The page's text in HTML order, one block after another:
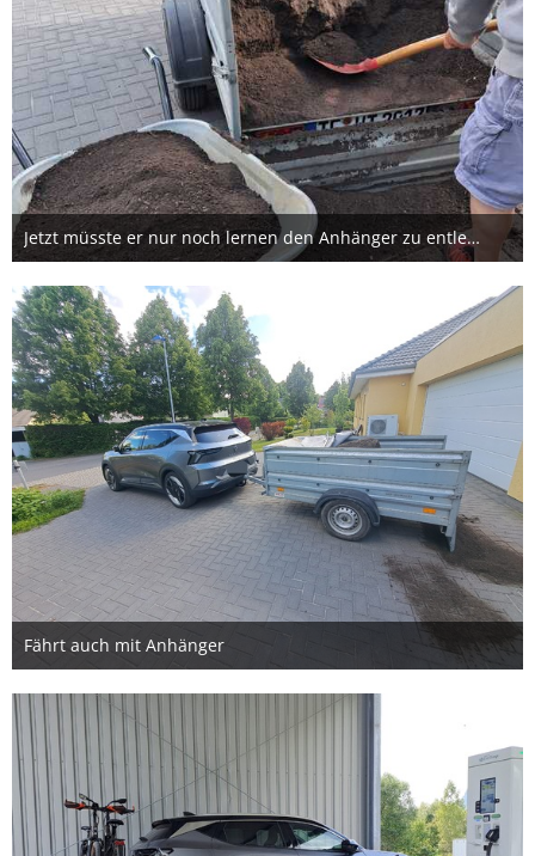
Jetzt müsste er nur noch lernen den Anhänger zu entleeren und Mutterboden zu verteilen 🤭
15. Mai 2025
Fährt auch mit Anhänger
15. Mai 2025
2